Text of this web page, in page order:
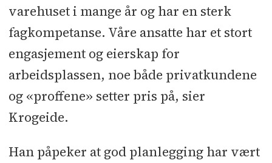
varehuset i mange år og har en sterk
fagkompetanse. Våre ansatte har et stort
engasjement og eierskap for
arbeidsplassen, noe både privatkundene
og «proffene» setter pris på, sier
Krogeide.
Han påpeker at god planlegging har vært